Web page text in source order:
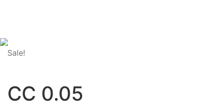
Sale!
CC 0.05